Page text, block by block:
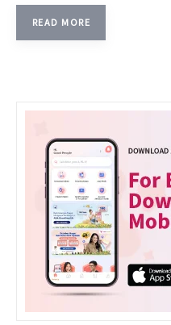
Berita
READ MORE